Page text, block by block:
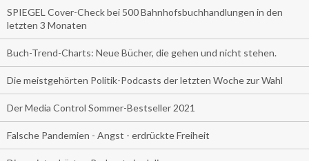
SPIEGEL Cover-Check bei 500 Bahnhofsbuchhandlungen in den
letzten 3 Monaten
Buch-Trend-Charts: Neue Bücher, die gehen und nicht stehen.
Die meistgehörten Politik-Podcasts der letzten Woche zur Wahl
Der Media Control Sommer-Bestseller 2021
Falsche Pandemien - Angst - erdrückte Freiheit